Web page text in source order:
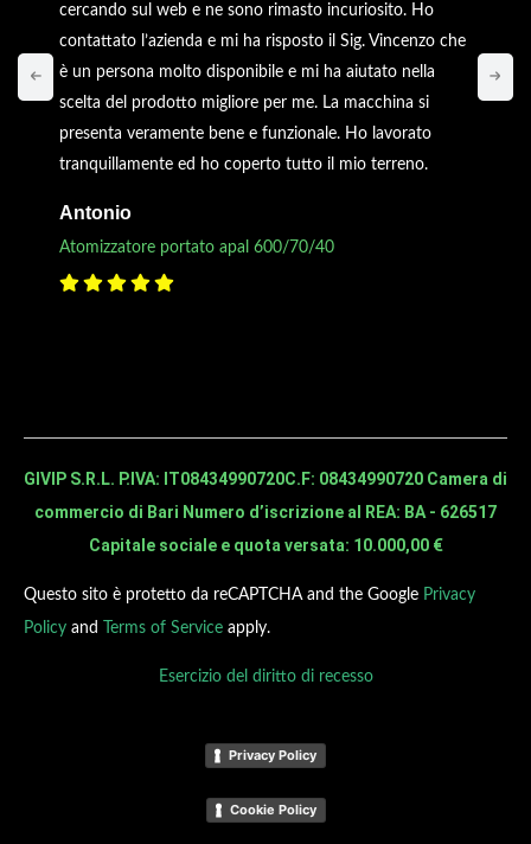
cercando sul web e ne sono rimasto incuriosito. Ho
contattato l’azienda e mi ha risposto il Sig. Vincenzo che
è un persona molto disponibile e mi ha aiutato nella
scelta del prodotto migliore per me. La macchina si
presenta veramente bene e funzionale. Ho lavorato
tranquillamente ed ho coperto tutto il mio terreno.
Antonio
Atomizzatore portato apal 600/70/40
GIVIP S.R.L. P.IVA: IT08434990720C.F: 08434990720 Camera di
commercio di Bari Numero d’iscrizione al REA: BA - 626517
Capitale sociale e quota versata: 10.000,00 €
Questo sito è protetto da reCAPTCHA and the Google Privacy
Policy and Terms of Service apply.
Esercizio del diritto di recesso
Privacy Policy
Cookie Policy